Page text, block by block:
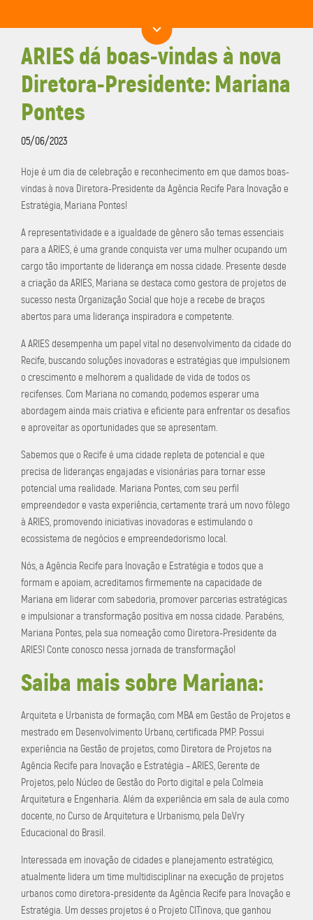
ARIES dá boas-vindas à nova
Diretora-Presidente: Mariana
Pontes
05/06/2023
Hoje é um dia de celebração e reconhecimento em que damos boas-
vindas à nova Diretora-Presidente da Agência Recife Para Inovação e
Estratégia, Mariana Pontes!
A representatividade e a igualdade de gênero são temas essenciais
para a ARIES, é uma grande conquista ver uma mulher ocupando um
cargo tão importante de liderança em nossa cidade. Presente desde
a criação da ARIES, Mariana se destaca como gestora de projetos de
sucesso nesta Organização Social que hoje a recebe de braços
abertos para uma liderança inspiradora e competente.
A ARIES desempenha um papel vital no desenvolvimento da cidade do
Recife, buscando soluções inovadoras e estratégias que impulsionem
o crescimento e melhorem a qualidade de vida de todos os
recifenses. Com Mariana no comando, podemos esperar uma
abordagem ainda mais criativa e eficiente para enfrentar os desafios
e aproveitar as oportunidades que se apresentam.
Sabemos que o Recife é uma cidade repleta de potencial e que
precisa de lideranças engajadas e visionárias para tornar esse
potencial uma realidade. Mariana Pontes, com seu perfil
empreendedor e vasta experiência, certamente trará um novo fôlego
à ARIES, promovendo iniciativas inovadoras e estimulando o
ecossistema de negócios e empreendedorismo local.
Nós, a Agência Recife para Inovação e Estratégia e todos que a
formam e apoiam, acreditamos firmemente na capacidade de
Mariana em liderar com sabedoria, promover parcerias estratégicas
e impulsionar a transformação positiva em nossa cidade. Parabéns,
Mariana Pontes, pela sua nomeação como Diretora-Presidente da
ARIES! Conte conosco nessa jornada de transformação!
Saiba mais sobre Mariana:
Arquiteta e Urbanista de formação, com MBA em Gestão de Projetos e
mestrado em Desenvolvimento Urbano, certificada PMP. Possui
experiência na Gestão de projetos, como Diretora de Projetos na
Agência Recife para Inovação e Estratégia – ARIES, Gerente de
Projetos, pelo Núcleo de Gestão do Porto digital e pela Colmeia
Arquitetura e Engenharia. Além da experiência em sala de aula como
docente, no Curso de Arquitetura e Urbanismo, pela DeVry
Educacional do Brasil.
Interessada em inovação de cidades e planejamento estratégico,
atualmente lidera um time multidisciplinar na execução de projetos
urbanos como diretora-presidente da Agência Recife para Inovação e
Estratégia. Um desses projetos é o Projeto CITinova, que ganhou